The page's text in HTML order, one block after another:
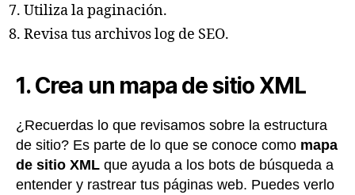
Utiliza la paginación.
Revisa tus archivos log de SEO.
1. Crea un mapa de sitio XML
¿Recuerdas lo que revisamos sobre la estructura
de sitio? Es parte de lo que se conoce como mapa
de sitio XML que ayuda a los bots de búsqueda a
entender y rastrear tus páginas web. Puedes verlo